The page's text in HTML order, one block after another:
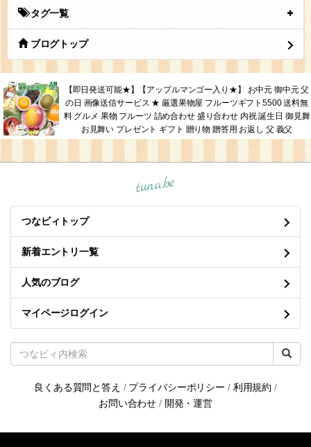
タグ一覧
ブログトップ
【即日発送可能★】【アップルマンゴー入り★】 お中元 御中元 父
の日 画像送信サービス ★ 厳選果物屋 フルーツギフト5500 送料無
料 グルメ 果物 フルーツ 詰め合わせ 盛り合わせ 内祝 誕生日 御見舞
お見舞い プレゼント ギフト 贈り物 贈答用 お返し 父 義父
tuna.be
つなビィトップ
新着エントリ一覧
人気のブログ
マイページログイン
良くある質問と答え / プライバシーポリシー / 利用規約 /
お問い合わせ / 開発・運営